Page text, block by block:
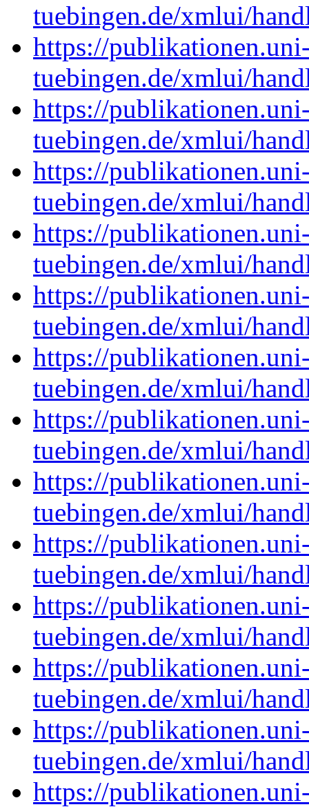
tuebingen.de/xmlui/
https://
tuebingen.de/xmlui/
https://
tuebingen.de/xmlui/
https://
tuebingen.de/xmlui/
https://
tuebingen.de/xmlui/
https://
tuebingen.de/xmlui/
https://
tuebingen.de/xmlui/
https://
tuebingen.de/xmlui/
https://
tuebingen.de/xmlui/
https://
tuebingen.de/xmlui/
https://
tuebingen.de/xmlui/
https://
tuebingen.de/xmlui/
https://
tuebingen.de/xmlui/
https://